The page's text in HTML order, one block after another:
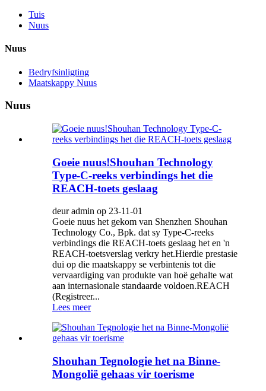
Tuis
Nuus
Nuus
Bedryfsinligting
Maatskappy Nuus
Nuus
Goeie nuus!Shouhan Technology
Type-C-reeks verbindings het die
REACH-toets geslaag
deur admin op 23-11-01
Goeie nuus het gekom van Shenzhen Shouhan
Technology Co., Bpk. dat sy Type-C-reeks
verbindings die REACH-toets geslaag het en 'n
REACH-toetsverslag verkry het.Hierdie prestasie
dui op die maatskappy se verbintenis tot die
vervaardiging van produkte van hoë gehalte wat
aan internasionale standaarde voldoen.REACH
(Registreer...
Lees meer
Shouhan Tegnologie het na Binne-
Mongolië gehaas vir toerisme